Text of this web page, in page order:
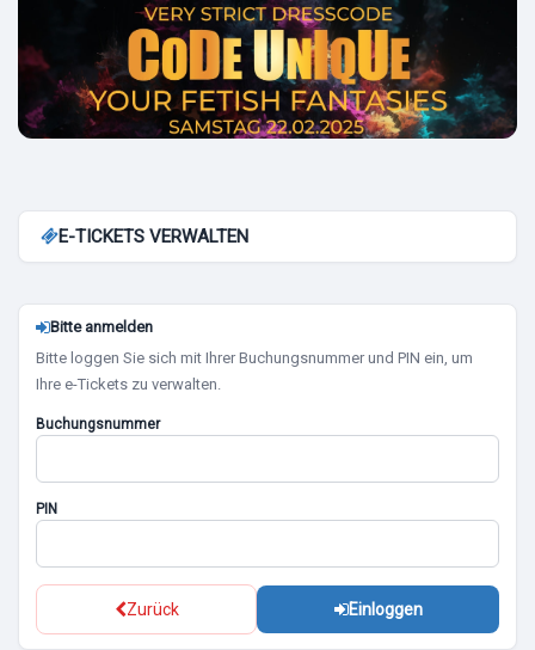
E-TICKETS VERWALTEN
Bitte anmelden
Bitte loggen Sie sich mit Ihrer Buchungsnummer und PIN ein, um
Ihre e-Tickets zu verwalten.
Buchungsnummer
PIN
Zurück Einloggen